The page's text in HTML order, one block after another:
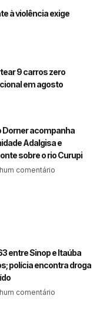
à violência exige
9 carros zero
em agosto
Dorner acompanha
Adalgisa e
sobre o rio Curupi
comentário
entre Sinop e Itaúba
polícia encontra droga
comentário